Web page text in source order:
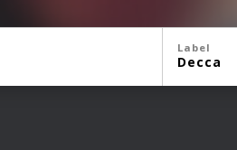
Label
Decca